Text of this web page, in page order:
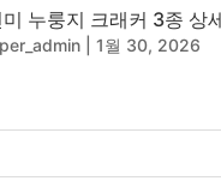
사진, 광고디자인 - (주)
사진, 광고디자인 - (주)
동영상, 홈페이지 - (주)
누룽지 크래커 3종 상
| 1월 30, 2026